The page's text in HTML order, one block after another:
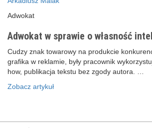
Adwokat
Adwokat w sprawie o własność
Cudzy znak towarowy na produkcie
grafika w reklamie, były pracownik
how, publikacja tekstu bez zgody autora. …
Zobacz artykuł